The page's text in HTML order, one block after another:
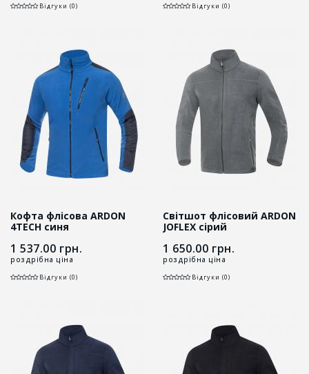
Відгуки (0) Відгуки (0)
Кофта флісова ARDON
4TECH синя
1 537.00 грн.
роздрібна ціна
Відгуки (0)
Світшот флісовий ARDON
JOFLEX сірий
1 650.00 грн.
роздрібна ціна
Відгуки (0)